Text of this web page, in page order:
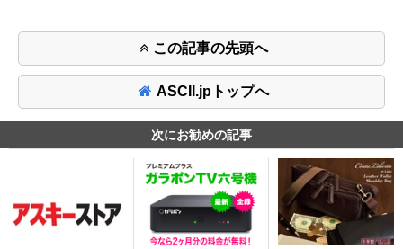
この記事の先頭へ
ASCII.jpトップへ
次にお勧めの記事